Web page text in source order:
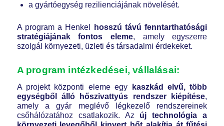
a gyártóegység rezilienciájának növelését.
A program a Henkel
hosszú távú fenntarthatósági
stratégiájának fontos eleme, amely egyszerre
szolgál környezeti, üzleti és társadalmi érdekeket.
A program intézkedései, vállalásai:
A projekt központi eleme egy
kaszkád elvű, több
egységből álló hőszivattyús rendszer kiépítése,
amely a gyár meglévő légkezelő rendszereinek
csőhálózatához csatlakozik. Az új technológia a